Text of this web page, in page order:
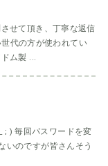
せて頂き、丁寧な返信
代の方が使われてい
ム製 ...
; ) 毎回パスワードを変
いのですが皆さんそう